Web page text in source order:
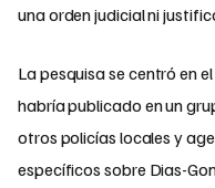
una orden judicial ni
La pesquisa se centró en
habría publicado en un
otros policías locales y
específicos sobre Dias-